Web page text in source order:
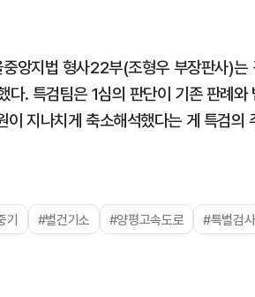
앙지법 형사22부(조형우 부장판사)
. 특검팀은 1심의 판단이 기존 판례
지나치게 축소해석했다는 게 특검의
기 #별건기소 #양평고속도로 #특별검사